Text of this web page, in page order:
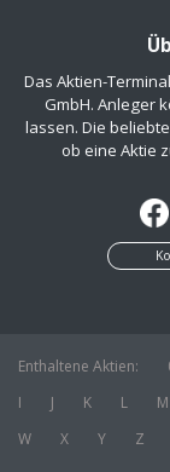
Das Aktien-
GmbH. Anleger
lassen. Die
ob eine Aktie
Enthaltene Aktien:
I
J K L M
W
X Y Z